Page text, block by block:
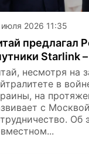
июля 2026 11:35
предлагал
Starlink
несмотря на
в
на
с
Об